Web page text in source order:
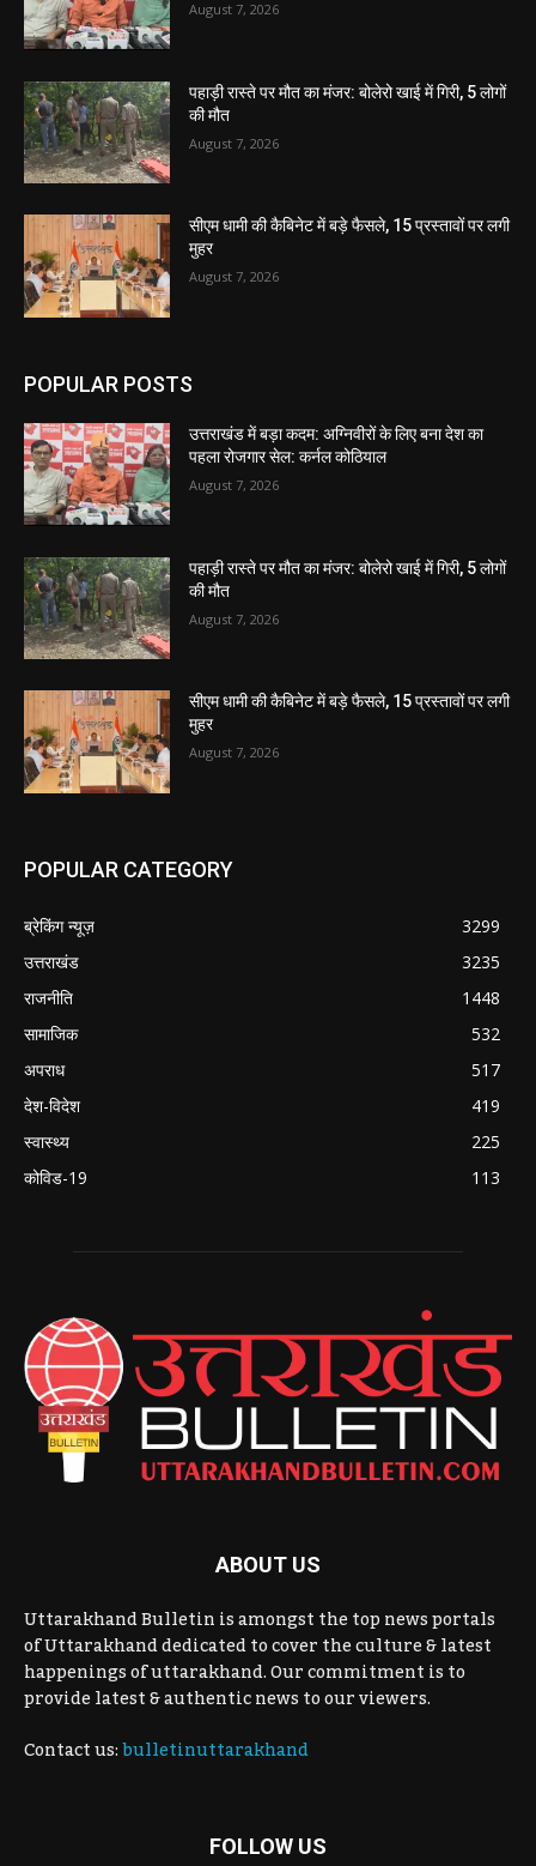
August 7, 2026
पहाड़ी रास्ते पर मौत का मंजर: बोलेरो खाई में गिरी, 5 लोगों
की मौत
August 7, 2026
सीएम धामी की कैबिनेट में बड़े फैसले, 15 प्रस्तावों पर लगी
मुहर
August 7, 2026
POPULAR POSTS
उत्तराखंड में बड़ा कदम: अग्निवीरों के लिए बना देश का
पहला रोजगार सेल: कर्नल कोठियाल
August 7, 2026
पहाड़ी रास्ते पर मौत का मंजर: बोलेरो खाई में गिरी, 5 लोगों
की मौत
August 7, 2026
सीएम धामी की कैबिनेट में बड़े फैसले, 15 प्रस्तावों पर लगी
मुहर
August 7, 2026
POPULAR CATEGORY
ब्रेकिंग न्यूज़
3299
उत्तराखंड
3235
राजनीति
1448
सामाजिक
532
अपराध
517
देश-विदेश
419
स्वास्थ्य
225
कोविड-19
113
ABOUT US
Uttarakhand Bulletin is amongst the top news portals
of Uttarakhand dedicated to cover the culture & latest
happenings of uttarakhand. Our commitment is to
provide latest & authentic news to our viewers.
Contact us:bulletinuttarakhand
FOLLOW US